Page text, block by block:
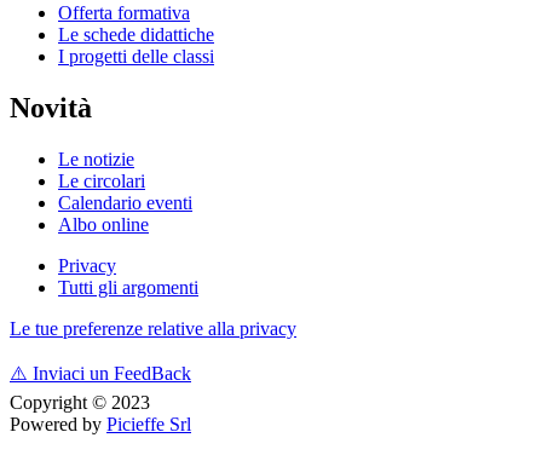
Offerta formativa
Le schede didattiche
I progetti delle classi
Novità
Le notizie
Le circolari
Calendario eventi
Albo online
Privacy
Tutti gli argomenti
Le tue preferenze relative alla privacy
⚠️ Inviaci un FeedBack
Copyright © 2023
Powered by Picieffe Srl